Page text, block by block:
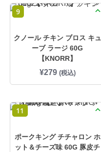
9
クノール チキン ブロス キュ
ーブ ラージ 60G
【KNORR】
¥279 (税込)
11
ポークキング チチャロン ホ
ット＆チーズ味 60G 豚皮チ